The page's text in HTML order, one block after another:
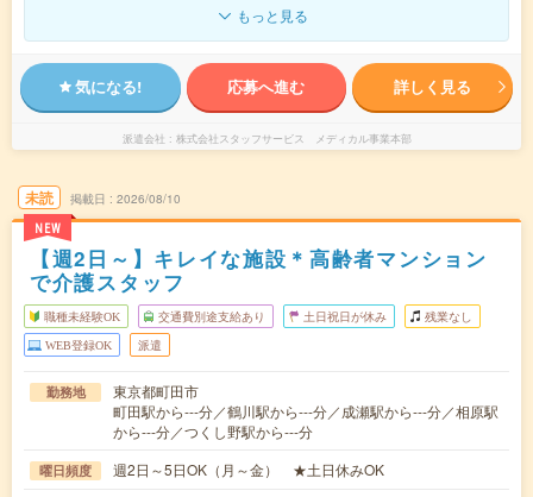
もっと見る
気になる! 応募へ進む 詳しく見る
派遣会社 株式会社スタッフサービス メディカル事業本部
未読
NEW
掲載日 2026/08/10
【週2日～】キレイな施設＊高齢者マンション
で介護スタッフ
職種未経験OK 交通費別途支給あり 土日祝日が休み 残業なし
WEB登録OK 派遣
勤務地
東京都町田市
町田駅から---分／鶴川駅から---分／成瀬駅から---分／相原駅
から---分／つくし野駅から---分
曜日頻度 週2日～5日OK（月～金） ★土日休みOK